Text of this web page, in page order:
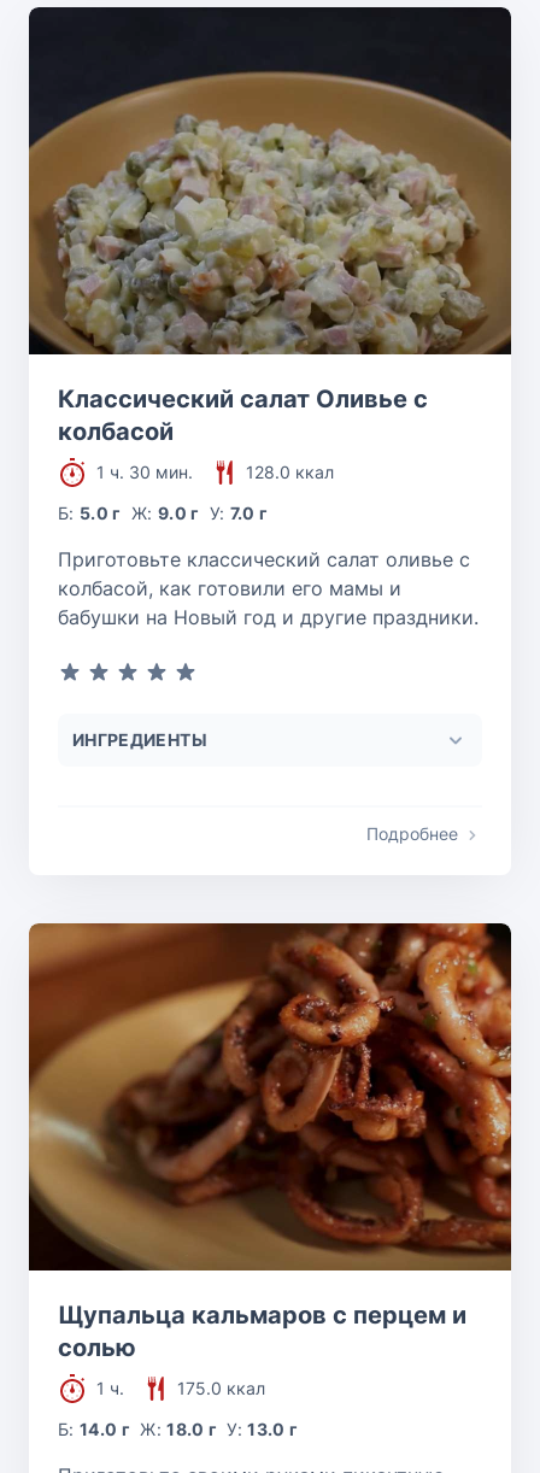
Классический салат Оливье с
колбасой
1 ч. 30 мин.
128.0 ккал
Б: 5.0 г Ж: 9.0 г У: 7.0 г
Приготовьте классический салат оливье с
колбасой, как готовили его мамы и
бабушки на Новый год и другие праздники.
ИНГРЕДИЕНТЫ
Подробнее
Щупальца кальмаров с перцем и
солью
1 ч.
175.0 ккал
Б:14.0 г Ж:18.0 г У:13.0 г